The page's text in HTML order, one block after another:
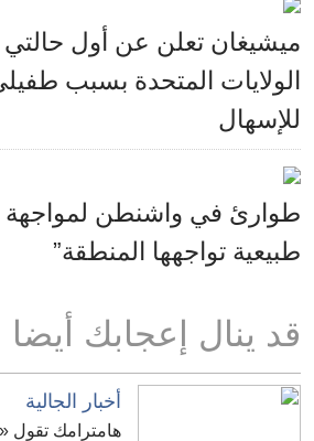
ميشيغان تعلن عن أول
الولايات المتحدة بسبب
للإسهال
طوارئ في واشنطن لمواجهة
طبيعية تواجهها المنطقة”
قد ينال إعجابك أيضا
أخبار الجالية
هامترامك تقول